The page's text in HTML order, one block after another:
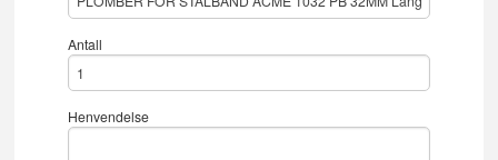
Antall
Henvendelse